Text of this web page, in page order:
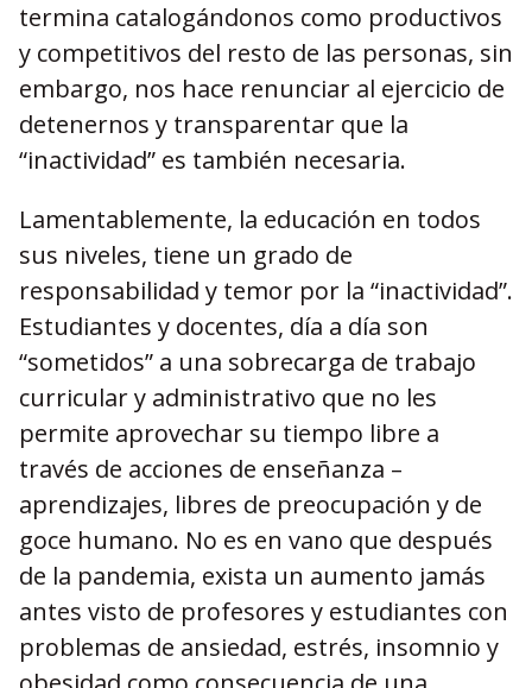
termina catalogándonos como productivos
y competitivos del resto de las personas, sin
embargo, nos hace renunciar al ejercicio de
detenernos y transparentar que la
“inactividad” es también necesaria.
Lamentablemente, la educación en todos
sus niveles, tiene un grado de
responsabilidad y temor por la “inactividad”.
Estudiantes y docentes, día a día son
“sometidos” a una sobrecarga de trabajo
curricular y administrativo que no les
permite aprovechar su tiempo libre a
través de acciones de enseñanza –
aprendizajes, libres de preocupación y de
goce humano. No es en vano que después
de la pandemia, exista un aumento jamás
antes visto de profesores y estudiantes con
problemas de ansiedad, estrés, insomnio y